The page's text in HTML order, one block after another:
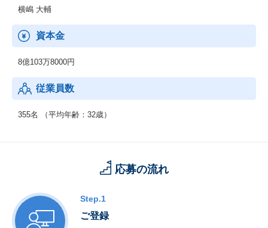
ビスを展開。
アナログコミュニケーションからの脱却のサポートを実現しま
す。
③HR領域
「医療従事者の人材不足・働き方改善」といった日本の医療現場
が抱える人的課題の解決をテーマに
クリニック専用の人事評価・人材マネジメントシステム「ドクタ
ーズ・ファイル クリニコ」や
医療現場を支える「人」にまつわるあらゆる課題の解決を目指し
④コンサル領域
患者情報や患者ニーズへの深い洞察といった私たちの強みを生か
し、
横嶋 大輔
資本金
8億103万8000円
従業員数
355名 （平均年齢：32歳）
応募の流れ
Step.1
ご登録